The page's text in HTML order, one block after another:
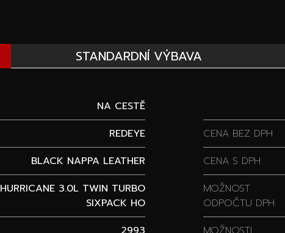
STANDARDNÍ VÝBAVA
NA CESTĚ
REDEYE
BLACK NAPPA LEATHER
HURRICANE 3.0L TWIN TURBO
SIXPACK HO
CENA BEZ DPH
CENA S DPH
MOŽNOST
ODPOČTU DPH